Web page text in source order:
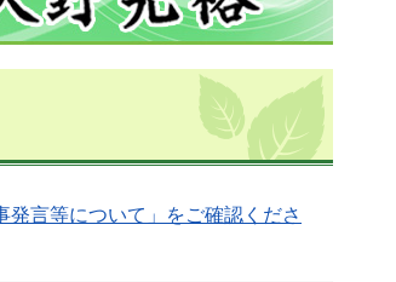
言等について」をご確認くださ